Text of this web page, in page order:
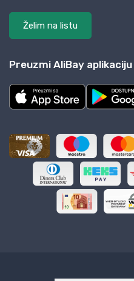
Želim na listu
Preuzmi AliBay aplikaciju